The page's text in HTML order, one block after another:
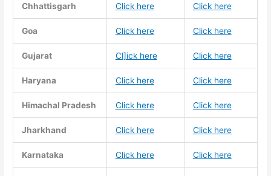
Chhattisgarh Click here Click here
Goa Click here Click here
Gujarat Cl]ick here Click here
Haryana Click here Click here
Himachal Pradesh Click here Click here
Jharkhand Click here Click here
Karnataka Click here Click here